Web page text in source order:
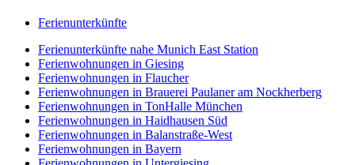
Ferienunterkünfte
Ferienunterkünfte nahe Munich East Station
Ferienwohnungen in Giesing
Ferienwohnungen in Flaucher
Ferienwohnungen in Brauerei Paulaner am Nockherberg
Ferienwohnungen in TonHalle München
Ferienwohnungen in Haidhausen Süd
Ferienwohnungen in Balanstraße-West
Ferienwohnungen in Bayern